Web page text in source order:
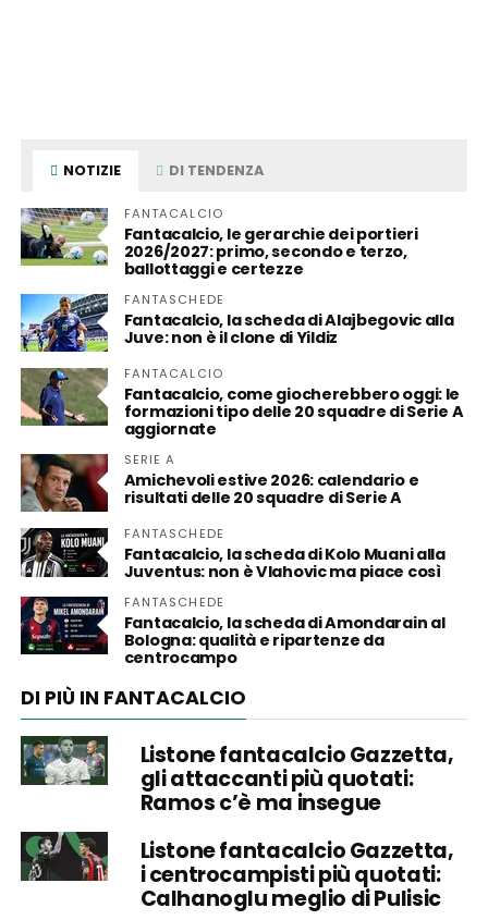
NOTIZIE DI TENDENZA
FANTACALCIO
Fantacalcio, le gerarchie dei portieri
2026/2027: primo, secondo e terzo,
ballottaggi e certezze
FANTASCHEDE
Fantacalcio, la scheda di Alajbegovic alla
Juve: non è il clone di Yildiz
FANTACALCIO
Fantacalcio, come giocherebbero oggi: le
formazioni tipo delle 20 squadre di Serie A
aggiornate
SERIE A
Amichevoli estive 2026: calendario e
risultati delle 20 squadre di Serie A
FANTASCHEDE
Fantacalcio, la scheda di Kolo Muani alla
Juventus: non è Vlahovic ma piace così
FANTASCHEDE
Fantacalcio, la scheda di Amondarain al
Bologna: qualità e ripartenze da
centrocampo
DI PIÙ IN FANTACALCIO
Listone fantacalcio Gazzetta,
gli attaccanti più quotati:
Ramos c’è ma insegue
Listone fantacalcio Gazzetta,
i centrocampisti più quotati:
Calhanoglu meglio di Pulisic